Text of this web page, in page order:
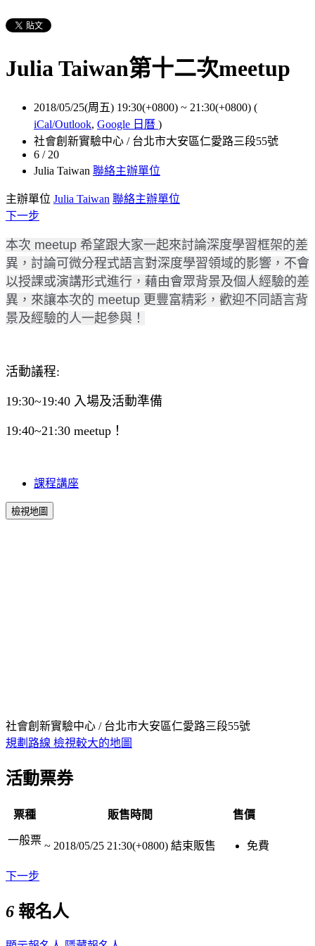
Julia Taiwan第十二次meetup
2018/05/25(周五) 19:30(+0800) ~ 21:30(+0800) (
iCal/Outlook, Google 日曆 )
社會創新實驗中心 / 台北市大安區仁愛路三段55號
6 / 20
Julia Taiwan 聯絡主辦單位
主辦單位 Julia Taiwan 聯絡主辦單位
下一步
本次 meetup 希望跟大家一起來討論深度學習框架的差
異，討論可微分程式語言對深度學習領域的影響，不會
以授課或演講形式進行，藉由會眾背景及個人經驗的差
異，來讓本次的 meetup 更豐富精彩，歡迎不同語言背
景及經驗的人一起參與！
活動議程:
19:30~19:40 入場及活動準備
19:40~21:30 meetup！
課程講座
檢視地圖
社會創新實驗中心 / 台北市大安區仁愛路三段55號
規劃路線 檢視較大的地圖
活動票券
票種 販售時間 售價
一般票 ~ 2018/05/25 21:30(+0800) 結束販售 免費
下一步
6 報名人